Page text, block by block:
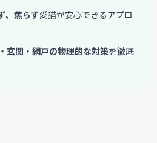
、焦らず愛猫が安心できるアプロ
玄関・網戸の物理的な対策を徹底